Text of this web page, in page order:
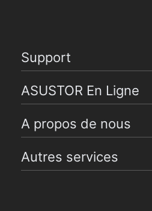
Support
ASUSTOR En Ligne
A propos de nous
Autres services